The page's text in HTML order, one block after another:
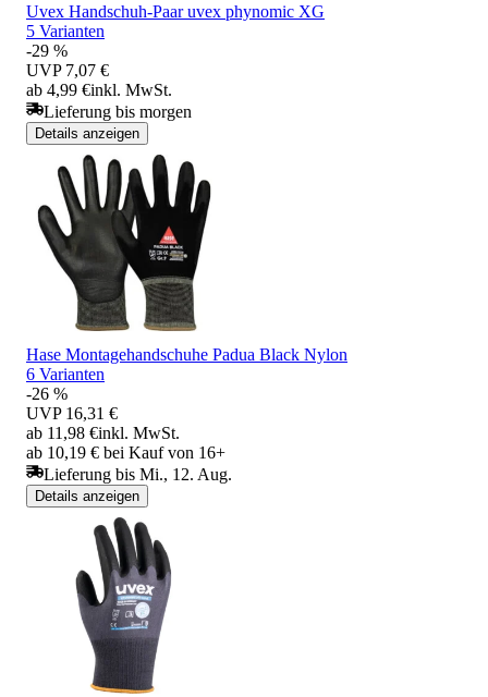
Uvex Handschuh-Paar uvex phynomic XG
5 Varianten
-29 %
UVP 7,07 €
ab 4,99 €inkl. MwSt.
Lieferung bis morgen
Details anzeigen
Hase Montagehandschuhe Padua Black Nylon
6 Varianten
-26 %
UVP 16,31 €
ab 11,98 €inkl. MwSt.
ab 10,19 € bei Kauf von 16+
Lieferung bis Mi., 12. Aug.
Details anzeigen